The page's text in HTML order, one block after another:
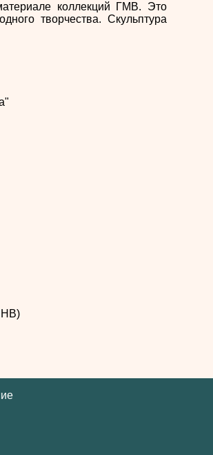
коллекций ГМВ. Это
творчества. Скульптура